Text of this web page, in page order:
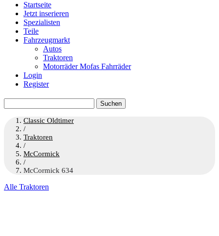
Startseite
Jetzt inserieren
Spezialisten
Teile
Fahrzeugmarkt
Autos
Traktoren
Motorräder Mofas Fahrräder
Login
Register
nach:
Classic Oldtimer
/
Traktoren
/
McCormick
/
McCormick 634
Alle Traktoren